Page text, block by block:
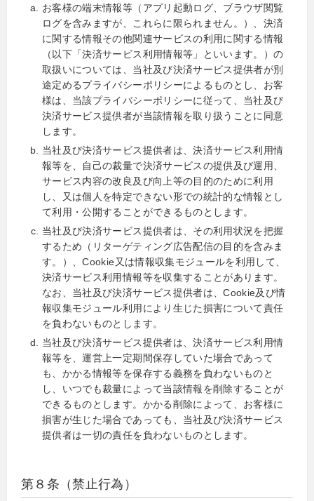
お客様の端末情報等（アプリ起動ログ、ブラウザ閲覧
ログを含みますが、これらに限られません。）、決済
に関する情報その他関連サービスの利用に関する情報
（以下「決済サービス利用情報等」といいます。）の
取扱いについては、当社及び決済サービス提供者が別
途定めるプライバシーポリシーによるものとし、お客
様は、当該プライバシーポリシーに従って、当社及び
決済サービス提供者が当該情報を取り扱うことに同意
します。
当社及び決済サービス提供者は、決済サービス利用情
報等を、自己の裁量で決済サービスの提供及び運用、
サービス内容の改良及び向上等の目的のために利用
し、又は個人を特定できない形での統計的な情報とし
て利用・公開することができるものとします。
当社及び決済サービス提供者は、その利用状況を把握
するため（リターゲティング広告配信の目的を含みま
す。）、Cookie又は情報収集モジュールを利用して、
決済サービス利用情報等を収集することがあります。
なお、当社及び決済サービス提供者は、Cookie及び情
報収集モジュール利用により生じた損害について責任
を負わないものとします。
当社及び決済サービス提供者は、決済サービス利用情
報等を、運営上一定期間保存していた場合であって
も、かかる情報等を保存する義務を負わないものと
し、いつでも裁量によって当該情報を削除することが
できるものとします。かかる削除によって、お客様に
損害が生じた場合であっても、当社及び決済サービス
提供者は一切の責任を負わないものとします。
第８条（禁止行為）